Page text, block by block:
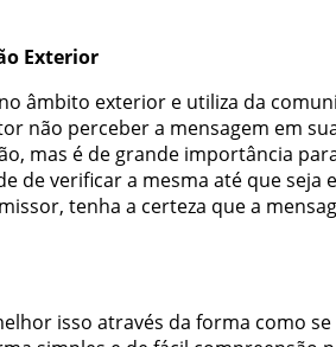
Exterior
no âmbito exterior e utiliza da
não percebera mensagem em
, mas é de grande importância
deverificara mesma até queseja
, tenha a certeza quea
isso através da forma como se